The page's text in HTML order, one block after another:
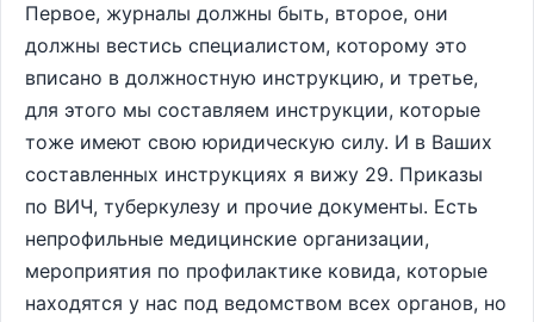
Первое, журналы должны быть, второе, они
должны вестись специалистом, которому это
вписано в должностную инструкцию, и третье,
для этого мы составляем инструкции, которые
тоже имеют свою юридическую силу. И в Ваших
составленных инструкциях я вижу 29. Приказы
по ВИЧ, туберкулезу и прочие документы. Есть
непрофильные медицинские организации,
мероприятия по профилактике ковида, которые
находятся у нас под ведомством всех органов, но